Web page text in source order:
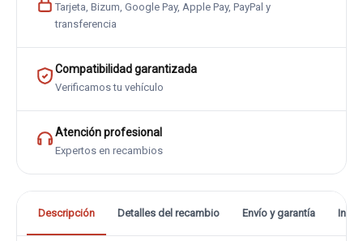
Tarjeta, Bizum, Google Pay, Apple Pay, PayPal y
transferencia
Compatibilidad garantizada
Verificamos tu vehículo
Atención profesional
Expertos en recambios
Descripción Detalles del recambio Envío y garantía